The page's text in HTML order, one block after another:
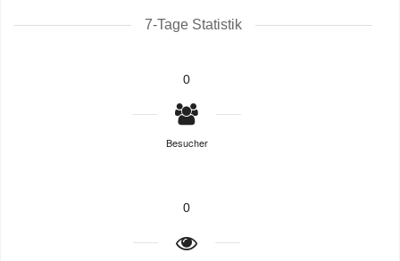
7-Tage Statistik
0
Besucher
0